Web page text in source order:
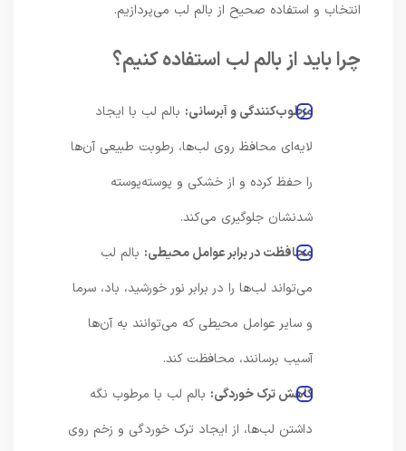
انتخاب و استفاده صحیح از بالم لب می‌پردازیم.
چرا باید از بالم لب استفاده کنیم؟
مرطوب‌کنندگی و آبرسانی:بالم لب با ایجاد
لایه‌ای محافظ روی لب‌ها، رطوبت طبیعی آن‌ها
را حفظ کرده و از خشکی و پوسته‌پوسته
شدنشان جلوگیری می‌کند.
محافظت در برابر عوامل محیطی:بالم لب
می‌تواند لب‌ها را در برابر نور خورشید، باد، سرما
و سایر عوامل محیطی که می‌توانند به آن‌ها
آسیب برسانند، محافظت کند.
کاهش ترک خوردگی:بالم لب با مرطوب نگه
داشتن لب‌ها، از ایجاد ترک خوردگی و زخم روی